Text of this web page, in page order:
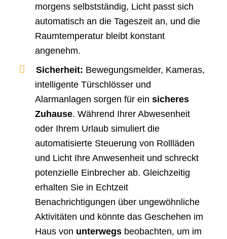
morgens selbstständig, Licht passt sich
automatisch an die Tageszeit an, und die
Raumtemperatur bleibt konstant
angenehm.
Sicherheit: Bewegungsmelder, Kameras,
intelligente Türschlösser und
Alarmanlagen sorgen für ein sicheres
Zuhause. Während Ihrer Abwesenheit
oder Ihrem Urlaub simuliert die
automatisierte Steuerung von Rollläden
und Licht Ihre Anwesenheit und schreckt
potenzielle Einbrecher ab. Gleichzeitig
erhalten Sie in Echtzeit
Benachrichtigungen über ungewöhnliche
Aktivitäten und könnte das Geschehen im
Haus von unterwegs beobachten, um im